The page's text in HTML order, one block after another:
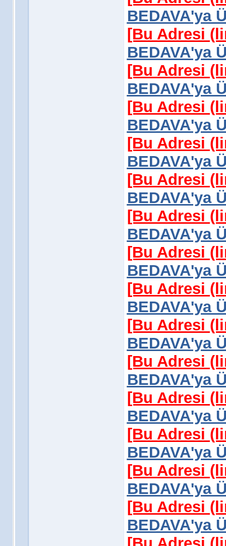
BEDAVA'ya
[Bu Adresi
BEDAVA'ya
[Bu Adresi
BEDAVA'ya
[Bu Adresi
BEDAVA'ya
[Bu Adresi
BEDAVA'ya
[Bu Adresi
BEDAVA'ya
[Bu Adresi
BEDAVA'ya
[Bu Adresi
BEDAVA'ya
[Bu Adresi
BEDAVA'ya
[Bu Adresi
BEDAVA'ya
[Bu Adresi
BEDAVA'ya
[Bu Adresi
BEDAVA'ya
[Bu Adresi
BEDAVA'ya
[Bu Adresi
BEDAVA'ya
[Bu Adresi
BEDAVA'ya